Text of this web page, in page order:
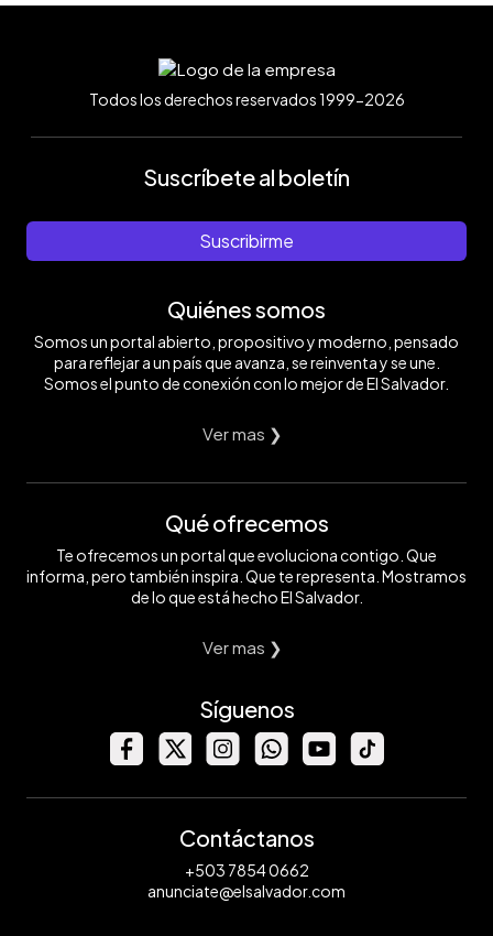
Todos los derechos reservados 1999-2026
Suscríbete al boletín
Suscribirme
Quiénes somos
Somos un portal abierto, propositivo y moderno, pensado
para reflejar a un país que avanza, se reinventa y se une.
Somos el punto de conexión con lo mejor de El Salvador.
Ver mas ❯
Qué ofrecemos
Te ofrecemos un portal que evoluciona contigo. Que
informa, pero también inspira. Que te representa. Mostramos
de lo que está hecho El Salvador.
Ver mas ❯
Síguenos
Contáctanos
+503 7854 0662
anunciate@elsalvador.com